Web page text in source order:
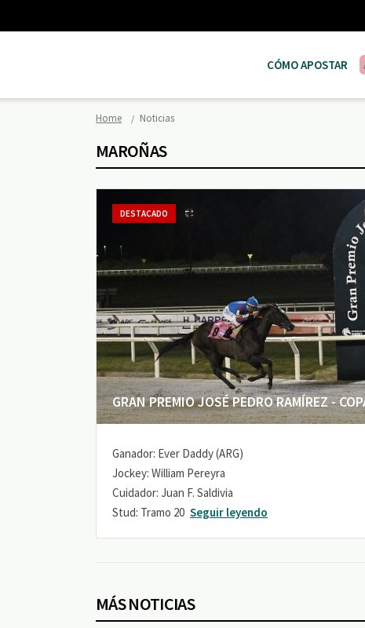
CÓMO APOSTAR
Home Noticias
MAROÑAS
GRAN PREMIO JOSÉ PEDRO RAMÍREZ -
DESTACADO
Ganador: Ever Daddy (ARG)
Jockey: William Pereyra
Cuidador: Juan F. Saldivia
Stud: Tramo 20 Seguir leyendo
MÁS NOTICIAS